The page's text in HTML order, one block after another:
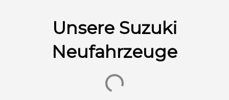
Unsere Suzuki
Neufahrzeuge